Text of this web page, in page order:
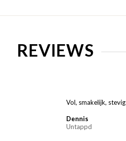
REVIEWS
Vol, smakelijk, stevig
Dennis
Untappd